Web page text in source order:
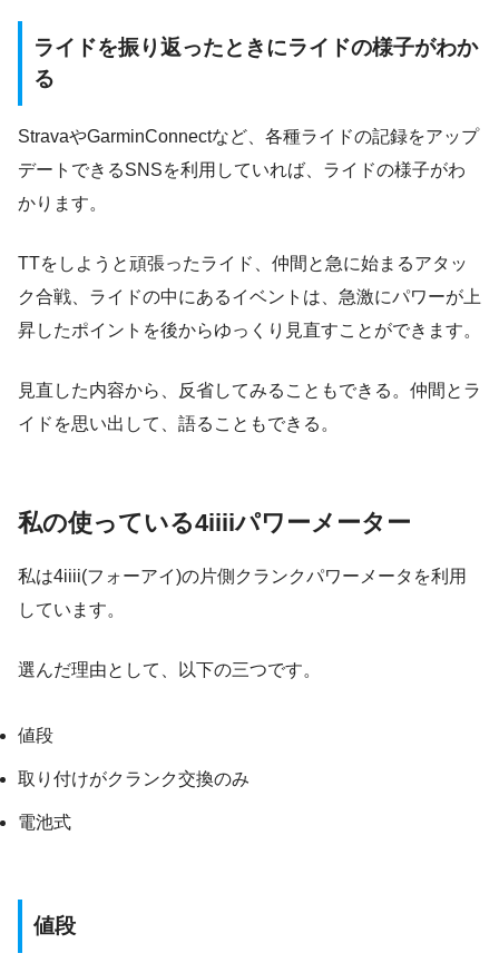
ライドを振り返ったときにライドの様子がわか
る
StravaやGarminConnectなど、各種ライドの記録をアップ
デートできるSNSを利用していれば、ライドの様子がわ
かります。
TTをしようと頑張ったライド、仲間と急に始まるアタッ
ク合戦、ライドの中にあるイベントは、急激にパワーが上
昇したポイントを後からゆっくり見直すことができます。
見直した内容から、反省してみることもできる。仲間とラ
イドを思い出して、語ることもできる。
私の使っている4iiiiパワーメーター
私は4iiii(フォーアイ)の片側クランクパワーメータを利用
しています。
選んだ理由として、以下の三つです。
値段
取り付けがクランク交換のみ
電池式
値段